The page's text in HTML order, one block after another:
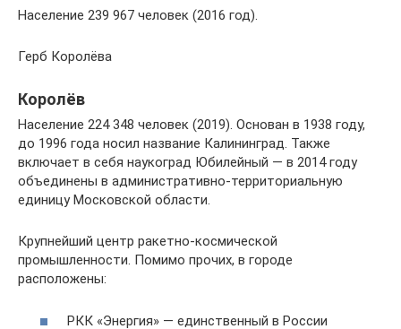
Население 239 967 человек (2016 год).
Герб Королёва
Королёв
Население 224 348 человек (2019). Основан в 1938 году,
до 1996 года носил название Калининград. Также
включает в себя наукоград Юбилейный — в 2014 году
объединены в административно-территориальную
единицу Московской области.
Крупнейший центр ракетно-космической
промышленности. Помимо прочих, в городе
расположены:
РКК «Энергия» — единственный в России